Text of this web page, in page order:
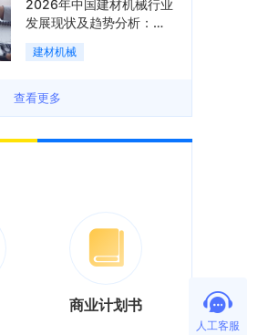
2026年中国建材机械行业
发展现状及趋势分析：企
业加速向“装备+系统+服
务”综合服务商转型「图」
建材机械
查看更多
商业计划书
人工客服